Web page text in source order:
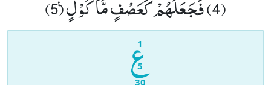
(4) فَجَعَلَهُمْ كَعَصْفٍ مَّاْكُوْلٍ۠ (5)
1
5
30